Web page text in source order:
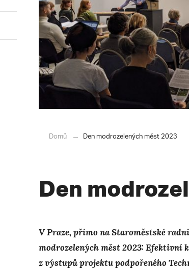
Domů Den modrozelených měst 2023
Den
V Praze, přímo na Staroměstské
modrozelených měst 2023: Efektivní
z výstupů projektu podpořeného